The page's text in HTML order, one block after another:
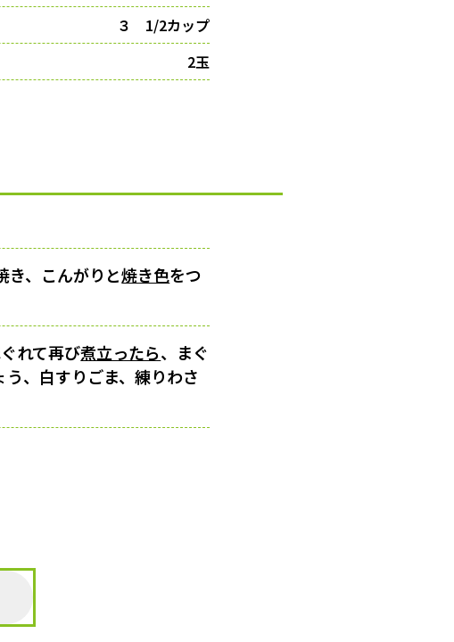
３ 1/2カップ
2玉
き、こんがりと焼き色をつ
れて再び煮立ったら、まぐ
、白すりごま、練りわさ